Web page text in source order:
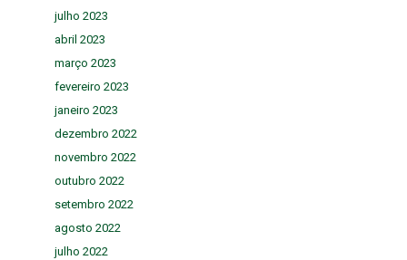
julho 2023
abril 2023
março 2023
fevereiro 2023
janeiro 2023
dezembro 2022
novembro 2022
outubro 2022
setembro 2022
agosto 2022
julho 2022